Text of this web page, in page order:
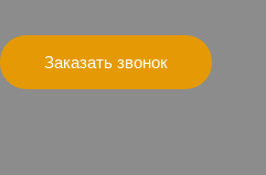
Заказать звонок